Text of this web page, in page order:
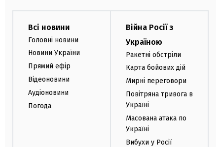
Всі новини
Головні новини
Новини України
Прямий ефір
Відеоновини
Аудіоновини
Погода
Війна Росії з
Україною
Ракетні обстріли
Карта бойових дій
Мирні переговори
Повітряна тривога в
Україні
Масована атака по
Україні
Вибухи у Росії